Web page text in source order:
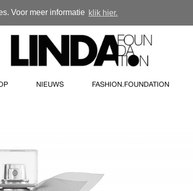
Voor meer informatie klik hier.
NIEUWS FASHION.FOUNDATION